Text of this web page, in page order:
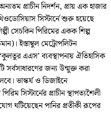
প্রাচীন নিদর্শন, প্রায় এক হাজার
সিস্টার্নে শুরু হয়েছে
সেচকিন পিরিমের একক শিল্প
ইস্তাম্বুল মেট্রোপলিটন
‘কুলতুর এএস’ ব্যবস্থাপনায় ঐতিহাসিক
সর্বসাধারণের জন্য উন্মুক্ত করা
ভাস্কর্য ও ডিজাইনে
সিস্টার্নের প্রাচীন স্থাপত্যশৈলী
ঘটিয়েছেন পানির প্রতীকী রূপের